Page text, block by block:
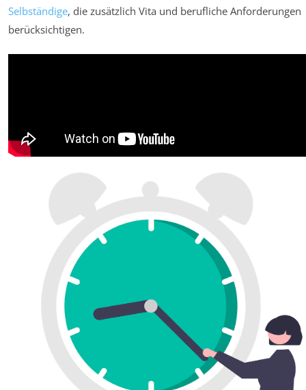
Selbständige, die zusätzlich Vita und berufliche Anforderungen
berücksichtigen.